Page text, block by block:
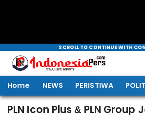
SCROLL TO CONTINUE WITH
Home NEWS PERISTIWA
PLN Icon Plus & PLN Group